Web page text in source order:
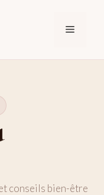
Menu
conseils bien-être